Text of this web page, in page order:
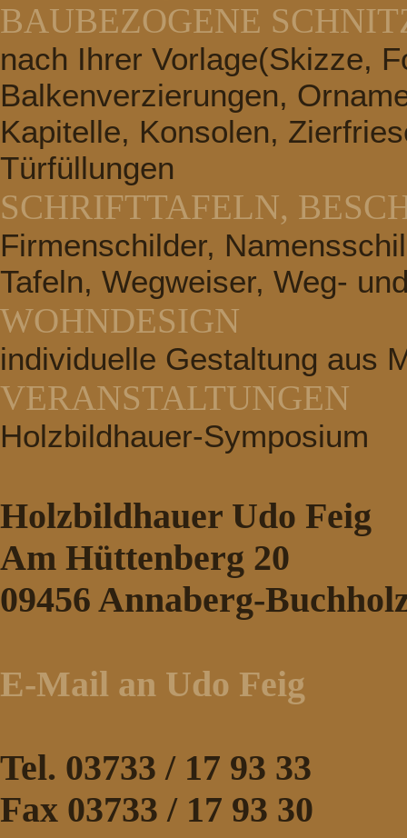
BAUBEZOGENE
nach Ihrer Vorlage(Skizze,
Balkenverzierungen,
Kapitelle, Konsolen,
Türfüllungen
SCHRIFTTAFELN,
Firmenschilder,
Tafeln, Wegweiser, Weg-
WOHNDESIGN
individuelle Gestaltung aus
VERANSTALTUNGEN
Holzbildhauer-Symposium
Holzbildhauer Udo Feig
Am Hüttenberg 20
09456 Annaberg-
E-Mail an Udo Feig
Tel. 03733 / 17 93 33
Fax 03733 / 17 93 30